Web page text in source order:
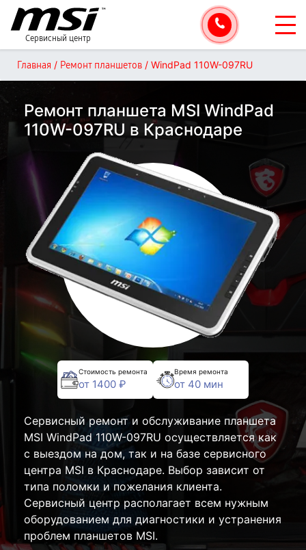
Сервисный центр
Главная / Ремонт планшетов / WindPad 110W-097RU
Ремонт планшета MSI WindPad
110W-097RU в Краснодаре
Стоимость ремонта
от 1400 ₽
Время ремонта
от 40 мин
Сервисный ремонт и обслуживание планшета
MSI WindPad 110W-097RU осуществляется как
с выездом на дом, так и на базе сервисного
центра MSI в Краснодаре. Выбор зависит от
типа поломки и пожелания клиента.
Сервисный центр располагает всем нужным
оборудованием для диагностики и устранения
проблем планшетов MSI.